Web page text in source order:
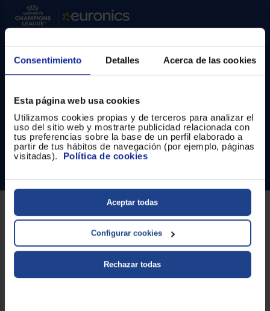
Consentimiento Detalles Acerca de las cookies
Esta página web usa cookies
Utilizamos cookies propias y de terceros para analizar el
uso del sitio web y mostrarte publicidad relacionada con
tus preferencias sobre la base de un perfil elaborado a
partir de tus hábitos de navegación (por ejemplo, páginas
visitadas). Política de cookies
Aceptar todas
Configurar cookies
Rechazar todas
en
combustible
ycuidamos
VALIDAR
O
puedes:
Iniciar
sesión Registrarse
Contacto
Atención cliente
Formulario de contacto
¿Necesitas ayuda?
Ir al centro de ayuda
Sobre Euronics
Quiénes somos